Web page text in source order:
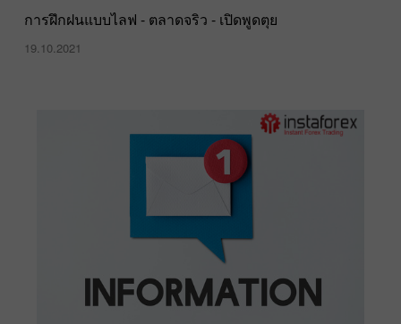
การฝึกฝนแบบไลฟ - ตลาดจริว - เปิดพูดตุย
19.10.2021